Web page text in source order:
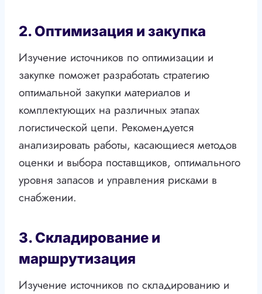
2. Оптимизация и закупка
Изучение источников по оптимизации и
закупке поможет разработать стратегию
оптимальной закупки материалов и
комплектующих на различных этапах
логистической цепи. Рекомендуется
анализировать работы, касающиеся методов
оценки и выбора поставщиков, оптимального
уровня запасов и управления рисками в
снабжении.
3. Складирование и
маршрутизация
Изучение источников по складированию и